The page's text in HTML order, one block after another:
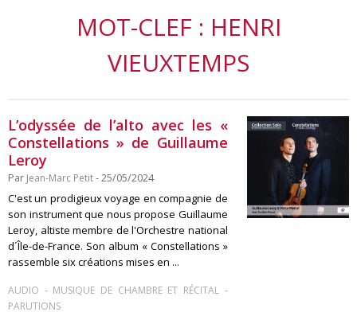
MOT-CLEF : HENRI
VIEUXTEMPS
L’odyssée de l’alto avec les «
Constellations » de Guillaume
Leroy
Par Jean-Marc Petit- 25/05/2024
C'est un prodigieux voyage en compagnie de
son instrument que nous propose Guillaume
Leroy, altiste membre de l'Orchestre national
d´Île-de-France. Son album « Constellations »
rassemble six créations mises en ...
AUDIO - MUSIQUE DE CHAMBRE ET RÉCITAL-
PARUTIONS